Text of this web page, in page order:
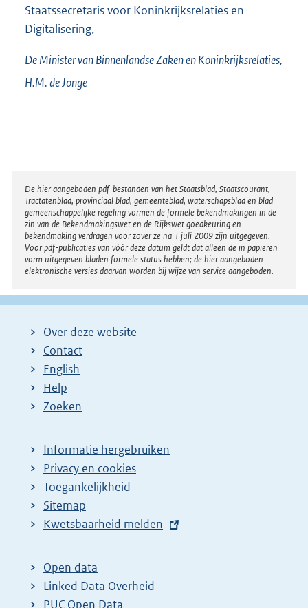
Staatssecretaris voor Koninkrijksrelaties en
Digitalisering,
De Minister van Binnenlandse Zaken en Koninkrijksrelaties,
H.M. deJonge
Disclaimer
De hier aangeboden pdf-bestanden van het Staatsblad, Staatscourant,
Tractatenblad, provinciaal blad, gemeenteblad, waterschapsblad en blad
gemeenschappelijke regeling vormen de formele bekendmakingen in de
zin van de Bekendmakingswet en de Rijkswet goedkeuring en
bekendmaking verdragen voor zover ze na 1 juli 2009 zijn uitgegeven.
Voor pdf-publicaties van vóór deze datum geldt dat alleen de in papieren
vorm uitgegeven bladen formele status hebben; de hier aangeboden
elektronische versies daarvan worden bij wijze van service aangeboden.
Over deze website
Contact
English
Help
Zoeken
Informatie hergebruiken
Privacy en cookies
Toegankelijkheid
Sitemap
E
t
e
r
Kwetsbaarheid melden
Open data
Linked Data Overheid
PUC Open Data